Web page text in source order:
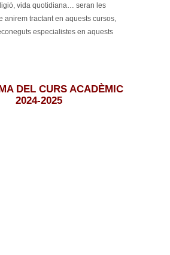
vida quotidiana… seran les
anirem tractant en aquests cursos,
especialistes en aquests
DEL CURS ACADÈMIC
2024-2025